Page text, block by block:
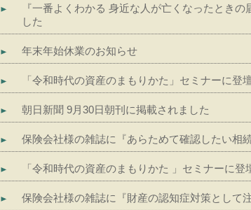
『一番よくわかる 身近な人が亡くなったとき
した
年末年始休業のお知らせ
「令和時代の資産のまもりかた」セミナーに登
朝日新聞 9月30日朝刊に掲載されました
保険会社様の雑誌に『あらためて確認したい相
「令和時代の資産のまもりかた 」セミナーに登
保険会社様の雑誌に『財産の認知症対策として